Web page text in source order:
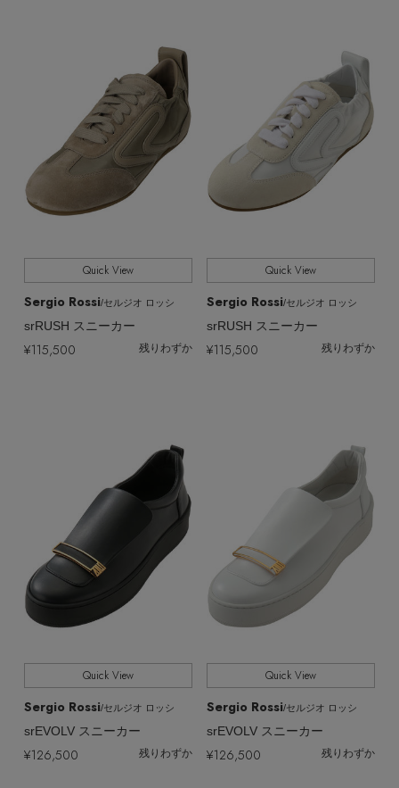
Stay inthe Loop
ELLE SHOP 公式アプリ
Quick View
Sergio Rossi/セルジオ ロッシ
srRUSH スニーカー
¥115,500 残りわずか
Quick View
Sergio Rossi/セルジオ ロッシ
srRUSH スニーカー
¥115,500 残りわずか
Quick View
Sergio Rossi/セルジオ ロッシ
srEVOLV スニーカー
¥126,500 残りわずか
Quick View
Sergio Rossi/セルジオ ロッシ
srEVOLV スニーカー
¥126,500 残りわずか